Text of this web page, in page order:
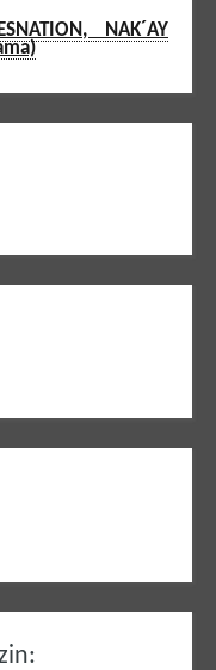
NAK´AY